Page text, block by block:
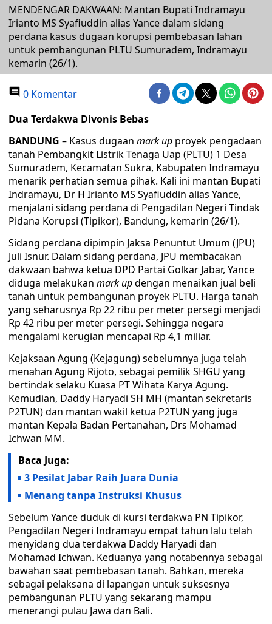
MENDENGAR DAKWAAN: Mantan Bupati Indramayu
Irianto MS Syafiuddin alias Yance dalam sidang
perdana kasus dugaan korupsi pembebasan lahan
untuk pembangunan PLTU Sumuradem, Indramayu
kemarin (26/1).
0 Komentar
Dua Terdakwa Divonis Bebas
BANDUNG – Kasus dugaan mark up proyek pengadaan
tanah Pembangkit Listrik Tenaga Uap (PLTU) 1 Desa
Sumuradem, Kecamatan Sukra, Kabupaten Indramayu
menarik perhatian semua pihak. Kali ini mantan Bupati
Indramayu, Dr H Irianto MS Syafiuddin alias Yance,
menjalani sidang perdana di Pengadilan Negeri Tindak
Pidana Korupsi (Tipikor), Bandung, kemarin (26/1).
Sidang perdana dipimpin Jaksa Penuntut Umum (JPU)
Juli Isnur. Dalam sidang perdana, JPU membacakan
dakwaan bahwa ketua DPD Partai Golkar Jabar, Yance
diduga melakukan markupdengan menaikan jual beli
tanah untuk pembangunan proyek PLTU. Harga tanah
yang seharusnya Rp 22 ribu per meter persegi menjadi
Rp 42 ribu per meter persegi. Sehingga negara
mengalami kerugian mencapai Rp 4,1 miliar.
Kejaksaan Agung (Kejagung) sebelumnya juga telah
menahan Agung Rijoto, sebagai pemilik SHGU yang
bertindak selaku Kuasa PT Wihata Karya Agung.
Kemudian, Daddy Haryadi SH MH (mantan sekretaris
P2TUN) dan mantan wakil ketua P2TUN yang juga
mantan Kepala Badan Pertanahan, Drs Mohamad
Ichwan MM.
Baca Juga:
3 Pesilat Jabar Raih Juara Dunia
Menang tanpa Instruksi Khusus
Sebelum Yance duduk di kursi terdakwa PN Tipikor,
Pengadilan Negeri Indramayu empat tahun lalu telah
menyidang dua terdakwa Daddy Haryadi dan
Mohamad Ichwan. Keduanya yang notabennya sebagai
bawahan saat pembebasan tanah. Bahkan, mereka
sebagai pelaksana di lapangan untuk suksesnya
pembangunan PLTU yang sekarang mampu
menerangi pulau Jawa dan Bali.